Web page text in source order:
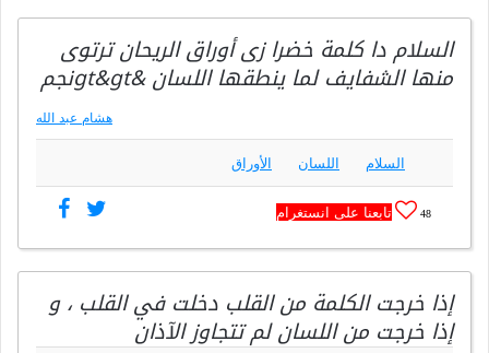
السلام دا كلمة خضرا زى أوراق الريحان ترتوى
منها الشفايف لما ينطقها اللسان &gt&gtنجم
هشام عبد الله
السلام اللسان الأوراق
48 تابعنا على انستغرام
إذا خرجت الكلمة من القلب دخلت في القلب ، و
إذا خرجت من اللسان لم تتجاوز الآذان